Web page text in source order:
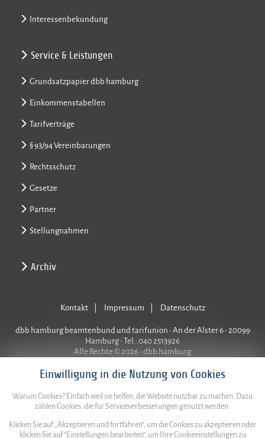
Einwilligung in die Nutzung von Cookies
Warum Cookies? Einfach weil sie helfen, die Website nutzbar zu machen. Dazu
zählen Cookies, die für Serviceverbesserungen genutzt werden.
Klicken Sie auf „Akzeptieren und fortfahren", um die Cookies zu akzeptieren oder
klicken Sie auf "Einstellungen bearbeiten", um Ihre Cookieeinstellungen zu
Interessenbekundung
Service & Leistungen
Grundsatzpapier dbb hamburg
Einkommenstabellen
Tarifverträge
§ 93/94 Vereinbarungen
Rechtsschutz
Gesetze
Partner
Stellungnahmen
Archiv
Kontakt Impressum Datenschutz
dbb hamburg beamtenbund und tarifunion • An der Alster 6 • 20099
Hamburg • Tel.: 040 2513926
Alle Rechte © 2026 • dbb hamburg